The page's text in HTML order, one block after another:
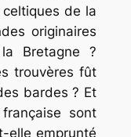
de la
originaires
Bretagne ?
trouvères fût
bardes ? Et
sont
elle emprunté